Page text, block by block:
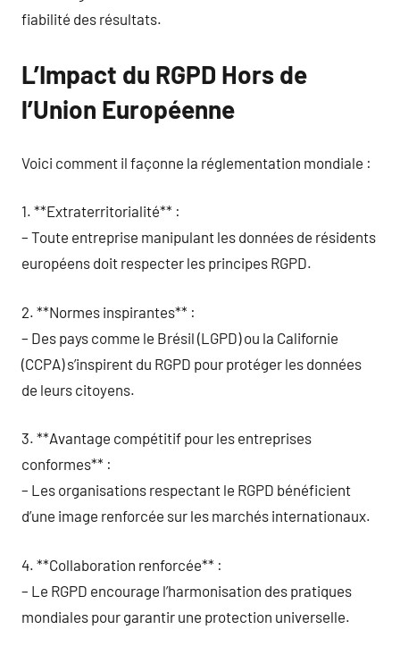
fiabilité des résultats.
L’Impact du RGPD Hors de
l’Union Européenne
Voici comment il façonne la réglementation mondiale :
1. **Extraterritorialité** :
– Toute entreprise manipulant les données de résidents
européens doit respecter les principes RGPD.
2. **Normes inspirantes** :
– Des pays comme le Brésil (LGPD) ou la Californie
(CCPA) s’inspirent du RGPD pour protéger les données
de leurs citoyens.
3. **Avantage compétitif pour les entreprises
conformes** :
– Les organisations respectant le RGPD bénéficient
d’une image renforcée sur les marchés internationaux.
4. **Collaboration renforcée** :
– Le RGPD encourage l’harmonisation des pratiques
mondiales pour garantir une protection universelle.